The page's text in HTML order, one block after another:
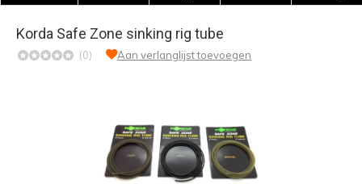
Korda Safe Zone sinking rig tube
(0) Aan verlanglijst toevoegen